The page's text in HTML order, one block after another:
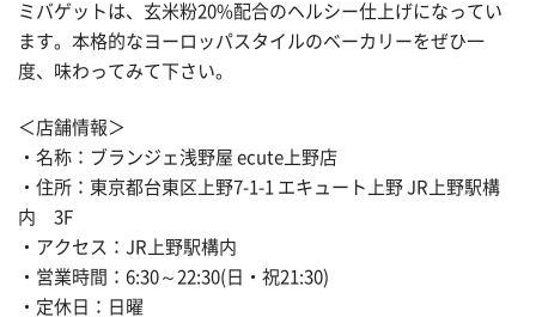
ミバゲットは、玄米粉20%配合のヘルシー仕上げになってい
ます。本格的なヨーロッパスタイルのベーカリーをぜひ一
度、味わってみて下さい。
＜店舗情報＞
・名称：ブランジェ浅野屋 ecute上野店
・住所：東京都台東区上野7-1-1 エキュート上野 JR上野駅構
内 3F
・アクセス：JR上野駅構内
・営業時間：6:30～22:30(日・祝21:30)
・定休日：日曜